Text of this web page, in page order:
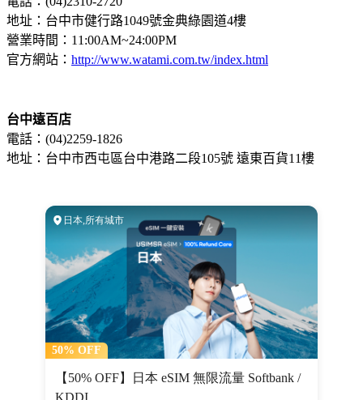
地址：台中市健行路1049號金典綠園道4樓
營業時間：11:00AM~24:00PM
官方網站： http://www.watami.com.tw/index.html
台中遠百店
電話：(04)2259-1826
地址：台中市西屯區台中港路二段105號 遠東百貨11樓